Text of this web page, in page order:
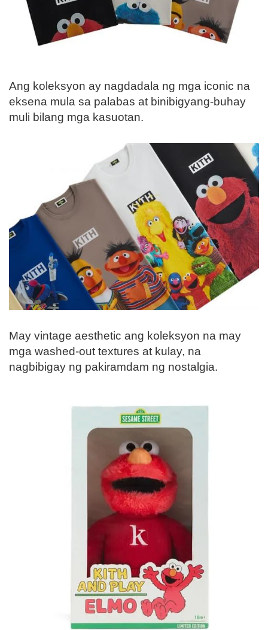
Ang koleksyon ay nagdadala ng mga iconic na
eksena mula sa palabas at binibigyang-buhay
muli bilang mga kasuotan.
May vintage aesthetic ang koleksyon na may
mga washed-out textures at kulay, na
nagbibigay ng pakiramdam ng nostalgia.